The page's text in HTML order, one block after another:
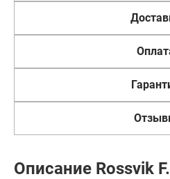
Описание Rossvik